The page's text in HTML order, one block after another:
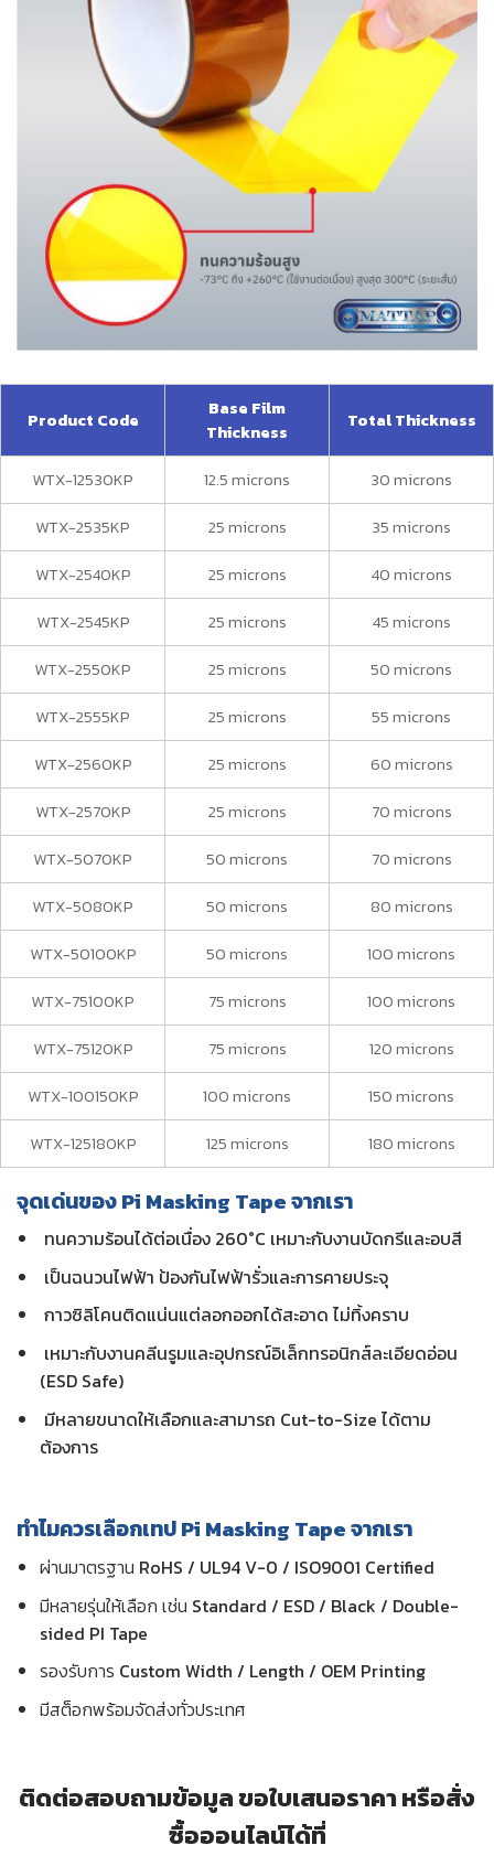
Product Code
Base Film
Thickness
Total Thickness
WTX-12530KP 12.5 microns
30 microns
WTX-2535KP
25 microns
35 microns
WTX-2540KP
25 microns
40 microns
WTX-2545KP
25 microns
45 microns
WTX-2550KP
25 microns
50 microns
WTX-2555KP
25 microns
55 microns
WTX-2560KP
25 microns
60 microns
WTX-2570KP
25 microns
70 microns
WTX-5070KP
50 microns
70 microns
WTX-5080KP
50 microns
80 microns
WTX-50100KP
50 microns
100 microns
WTX-75100KP
75 microns
100 microns
WTX-75120KP
75 microns
120 microns
WTX-100150KP
100 microns
150 microns
WTX-125180KP
125 microns 180 microns
จุดเด่นของ Pi Masking Tape จากเรา
ทนความร้อนได้ต่อเนื่อง 260°C เหมาะกับงานบัดกรีและอบสี
เป็นฉนวนไฟฟ้า ป้องกันไฟฟ้ารั่วและการคายประจุ
กาวซิลิโคนติดแน่นแต่ลอกออกได้สะอาด ไม่ทิ้งคราบ
เหมาะกับงานคลีนรูมและอุปกรณ์อิเล็กทรอนิกส์ละเอียดอ่อน
(ESD Safe)
มีหลายขนาดให้เลือกและสามารถ Cut-to-Size ได้ตาม
ต้องการ
ทำไมควรเลือกเทป Pi Masking Tape จากเรา
ผ่านมาตรฐาน RoHS / UL94 V-0 / ISO9001 Certified
มีหลายรุ่นให้เลือก เช่น Standard / ESD / Black / Double-
sided PI Tape
รองรับการ Custom Width / Length / OEM Printing
มีสต็อกพร้อมจัดส่งทั่วประเทศ
ติดต่อสอบถามข้อมูล ขอใบเสนอราคา หรือสั่ง
ซื้อออนไลน์ได้ที่